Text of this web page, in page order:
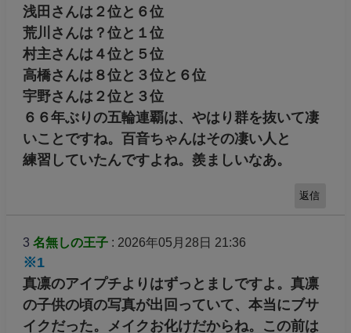
浅田さんは２位と６位
荒川さんは？位と１位
村主さんは４位と５位
高橋さんは８位と３位と６位
宇野さんは２位と３位
６６年ぶりの五輪連覇は、やはり群を抜いて凄
いことですね。百音ちゃんはその凄い人と
練習していたんですよね。羨ましいなあ。
返信
3 名無しの王子: 2026年05月28日 21:36
※1
真凛のアイプチよりはずっとましですよ。真凛
の子供の頃の写真が出回っていて、本当にブサ
イクだった。メイクお化けだからね。この前は